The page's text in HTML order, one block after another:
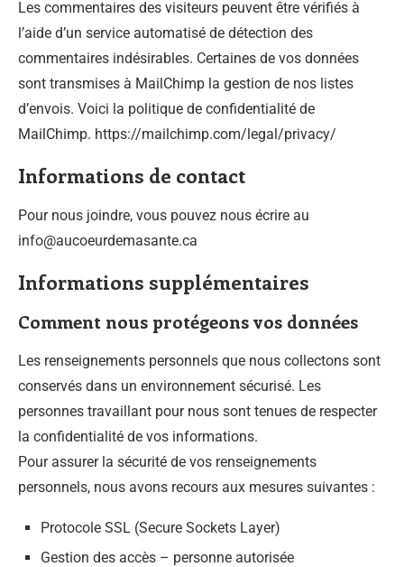
Les commentaires des visiteurs peuvent être vérifiés à
l’aide d’un service automatisé de détection des
commentaires indésirables. Certaines de vos données
sont transmises à MailChimp la gestion de nos listes
d’envois. Voici la politique de confidentialité de
MailChimp. https://mailchimp.com/legal/privacy/
Informations de contact
Pour nous joindre, vous pouvez nous écrire au
info@aucoeurdemasante.ca
Informations supplémentaires
Comment nous protégeons vos données
Les renseignements personnels que nous collectons sont
conservés dans un environnement sécurisé. Les
personnes travaillant pour nous sont tenues de respecter
la confidentialité de vos informations.
Pour assurer la sécurité de vos renseignements
personnels, nous avons recours aux mesures suivantes :
Protocole SSL (Secure Sockets Layer)
Gestion des accès – personne autorisée